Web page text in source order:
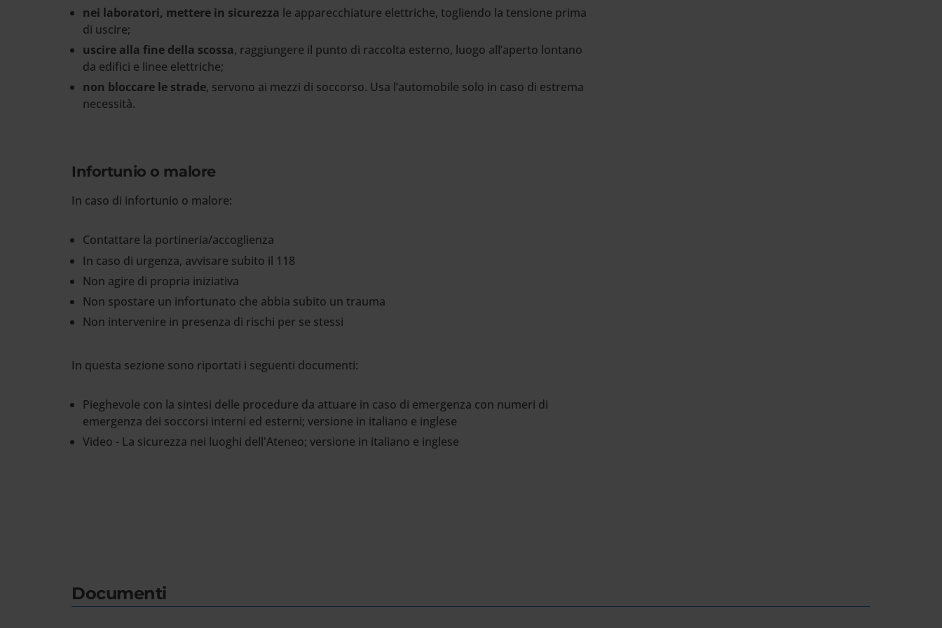
nei laboratori, mettere in sicurezza le apparecchiature elettriche, togliendo la tensione prima
di uscire;
uscire alla fine della scossa, raggiungere il punto di raccolta esterno, luogo all’aperto lontano
da edifici e linee elettriche;
non bloccare le strade, servono ai mezzi di soccorso. Usa l’automobile solo in caso di estrema
necessità.
Infortunio o malore
In caso di infortunio o malore:
Contattare la portineria/accoglienza
In caso di urgenza, avvisare subito il 118
Non agire di propria iniziativa
Non spostare un infortunato che abbia subito un trauma
Non intervenire in presenza di rischi per se stessi
In questa sezione sono riportati i seguenti documenti:
Pieghevole con la sintesi delle procedure da attuare in caso di emergenza con numeri di
emergenza dei soccorsi interni ed esterni; versione in italiano e inglese
Video - La sicurezza nei luoghi dell'Ateneo; versione in italiano e inglese
Documenti